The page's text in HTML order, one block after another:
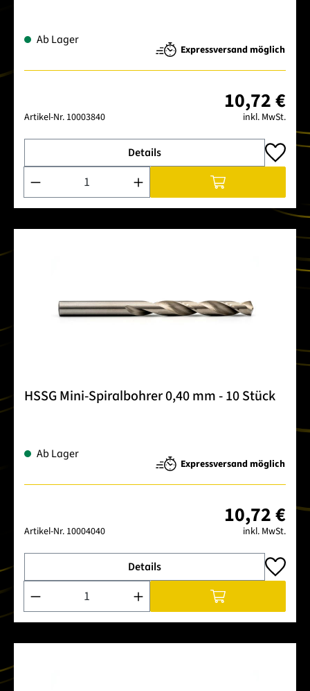
Ab Lager
Expressversand möglich
Artikel-Nr. 10003840
10,72 €
inkl. MwSt.
Details
Produkt Anzahl: Gib den gewünschten Wert ein oder
HSSG Mini-Spiralbohrer 0,40 mm - 10 Stück
Ab Lager
Expressversand möglich
Artikel-Nr. 10004040
10,72 €
inkl. MwSt.
Details
Produkt Anzahl: Gib den gewünschten Wert ein oder